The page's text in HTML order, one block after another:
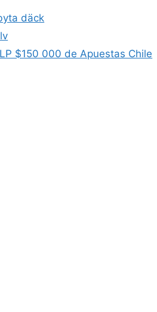
däck
$150 000 de Apuestas Chile